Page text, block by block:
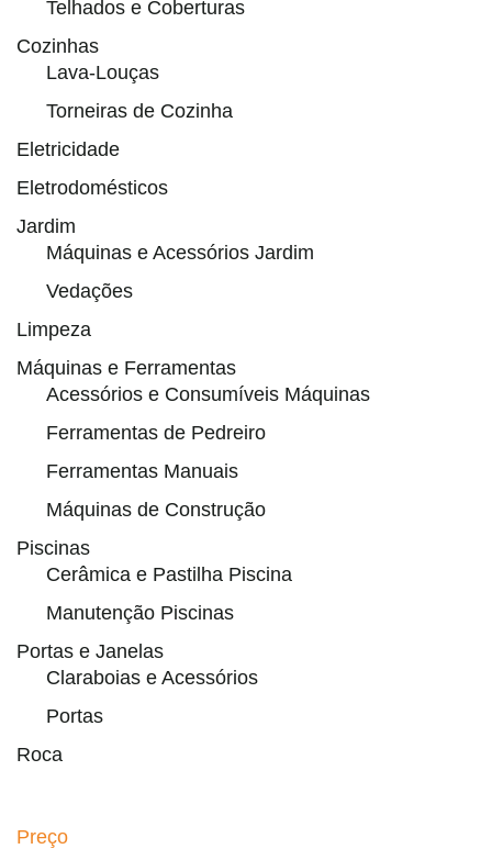
Telhados e Coberturas
Cozinhas
Lava-Louças
Torneiras de Cozinha
Eletricidade
Eletrodomésticos
Jardim
Máquinas e Acessórios Jardim
Vedações
Limpeza
Máquinas e Ferramentas
Acessórios e Consumíveis Máquinas
Ferramentas de Pedreiro
Ferramentas Manuais
Máquinas de Construção
Piscinas
Cerâmica e Pastilha Piscina
Manutenção Piscinas
Portas e Janelas
Claraboias e Acessórios
Portas
Roca
Preço